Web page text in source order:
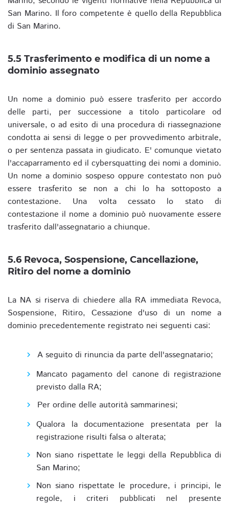
San Marino. Il foro competente è quello della Repubblica
di San Marino.
5.5 Trasferimento e modifica di un nome a
dominio assegnato
Un nome a dominio può essere trasferito per accordo
delle parti, per successione a titolo particolare od
universale, o ad esito di una procedura di riassegnazione
condotta ai sensi di legge o per provvedimento arbitrale,
o per sentenza passata in giudicato. E' comunque vietato
l'accaparramento ed il cybersquatting dei nomi a dominio.
Un nome a dominio sospeso oppure contestato non può
essere trasferito se non a chi lo ha sottoposto a
contestazione. Una volta cessato lo stato di
contestazione il nome a dominio può nuovamente essere
trasferito dall'assegnatario a chiunque.
5.6 Revoca, Sospensione, Cancellazione,
Ritiro del nome a dominio
La NA si riserva di chiedere alla RA immediata Revoca,
Sospensione, Ritiro, Cessazione d'uso di un nome a
dominio precedentemente registrato nei seguenti casi:
A seguito di rinuncia da parte dell'assegnatario;
Mancato pagamento del canone di registrazione
previsto dalla RA;
Per ordine delle autorità sammarinesi;
Qualora la documentazione presentata per la
registrazione risulti falsa o alterata;
Non siano rispettate le leggi della Repubblica di
San Marino;
Non siano rispettate le procedure, i principi, le
regole, i criteri pubblicati nel presente